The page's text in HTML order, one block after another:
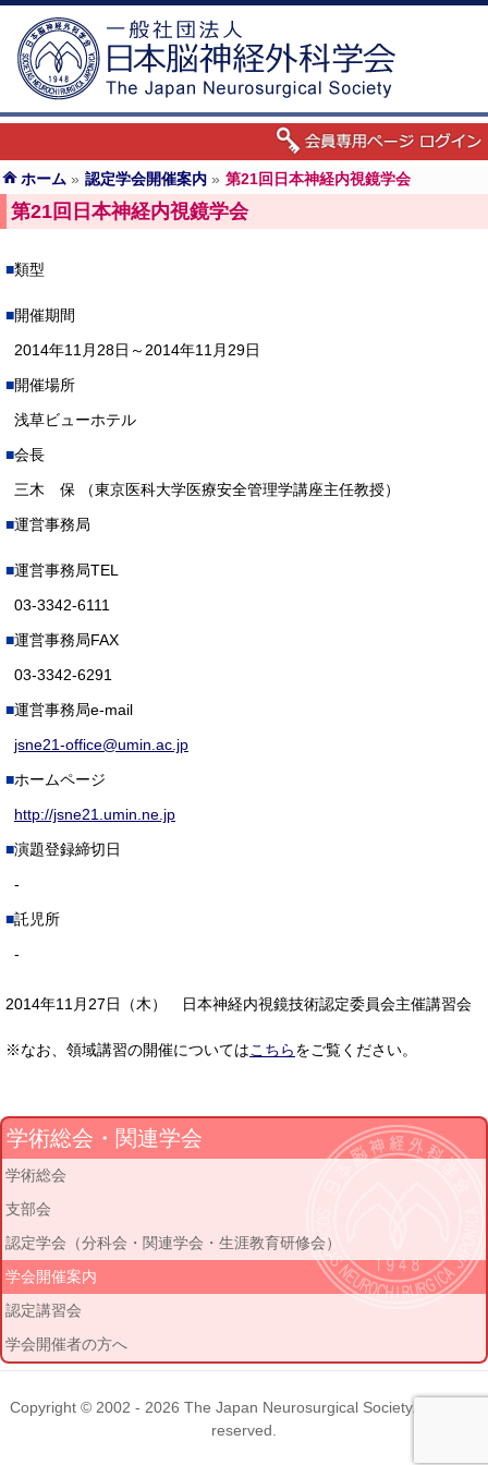
ホーム » 認定学会開催案内 » 第21回日本神経内視鏡学会
第21回日本神経内視鏡学会
類型
開催期間
2014年11月28日～2014年11月29日
開催場所
浅草ビューホテル
会長
三木 保 （東京医科大学医療安全管理学講座主任教授）
運営事務局
運営事務局TEL
03-3342-6111
運営事務局FAX
03-3342-6291
運営事務局e-mail
jsne21-office@umin.ac.jp
ホームページ
http://jsne21.umin.ne.jp
演題登録締切日
-
託児所
-
2014年11月27日（木） 日本神経内視鏡技術認定委員会主催講習会
※なお、領域講習の開催についてはこちらをご覧ください。
学術総会・関連学会
学術総会
支部会
認定学会（分科会・関連学会・生涯教育研修会）
学会開催案内
認定講習会
学会開催者の方へ
Copyright © 2002 - 2026 The Japan Neurosurgical Society. All rights
reserved.